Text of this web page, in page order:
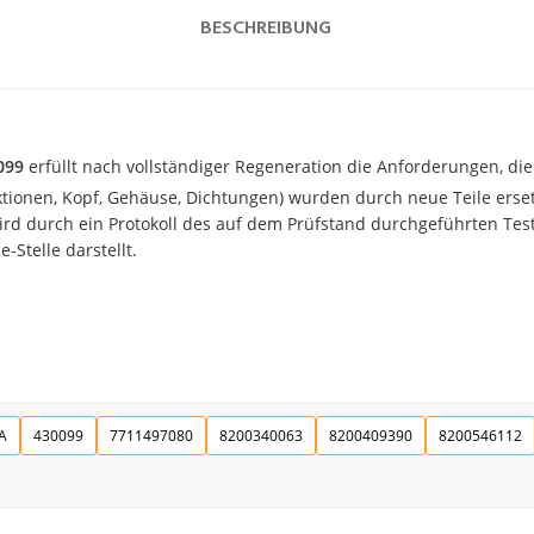
BESCHREIBUNG
erfüllt nach vollständiger Regeneration die Anforderungen,
Kopf, Gehäuse, Dichtungen) wurden durch neue Teile
durch ein Protokoll des auf dem Prüfstand durchgeführten
Stelle darstellt.
430099 7711497080 8200340063 8200409390 8200546112